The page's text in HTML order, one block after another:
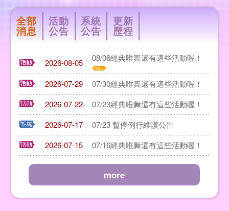
全部
消息
活動
公告
系統
公告
更新
歷程
2026-08-05 08/06經典唯舞還有這些活動喔！
2026-07-29
07/30經典唯舞還有這些活動喔！
2026-07-22
07/23經典唯舞還有這些活動喔！
2026-07-17
07/23 暫停例行維護公告
2026-07-15
07/16經典唯舞還有這些活動喔！
more